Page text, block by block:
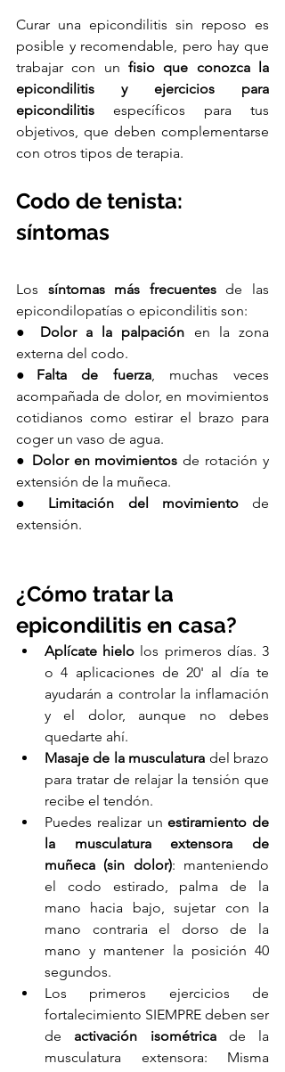
Curar una epicondilitis sin reposo es
posible y recomendable, pero hay que
trabajar con un fisio que conozca la
epicondilitis y ejercicios para
epicondilitis específicos para tus
objetivos, que deben complementarse
con otros tipos de terapia.
Codo de tenista:
síntomas
Los síntomas más frecuentes de las
epicondilopatías o epicondilitis son:
● Dolor a la palpación en la zona
externa del codo.
● Falta de fuerza, muchas veces
acompañada de dolor, en movimientos
cotidianos como estirar el brazo para
coger un vaso de agua.
● Dolor en movimientos de rotación y
extensión de la muñeca.
● Limitación del movimiento de
extensión.
¿Cómo tratar la
epicondilitis en casa?
Aplícate hielo los primeros días. 3
o 4 aplicaciones de 20' al día te
ayudarán a controlar la inflamación
y el dolor, aunque no debes
quedarte ahí.
Masaje de la musculatura del brazo
para tratar de relajar la tensión que
recibe el tendón.
Puedes realizar un estiramiento de
la musculatura extensora de
muñeca (sin dolor): manteniendo
el codo estirado, palma de la
mano hacia bajo, sujetar con la
mano contraria el dorso de la
mano y mantener la posición 40
segundos.
Los primeros ejercicios de
fortalecimiento SIEMPRE deben ser
de activación isométrica de la
musculatura extensora: Misma